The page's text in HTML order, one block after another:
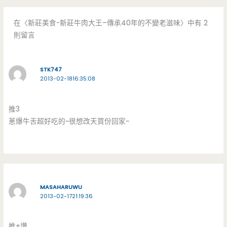
在〈新莊美食-新莊牛肉大王–傳承40年的不變老滋味〉中有 2
則留言
STK747
2013-02-1816:35:08
推3
蔥爆牛舌超好吃的~很想改天買份回家~
MASAHARUWU
2013-02-1721:19:36